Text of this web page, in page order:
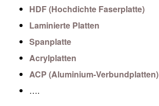
HDF (Hochdichte Faserplatte)
Laminierte Platten
Spanplatte
Acrylplatten
ACP (Aluminium-Verbundplatten)
….